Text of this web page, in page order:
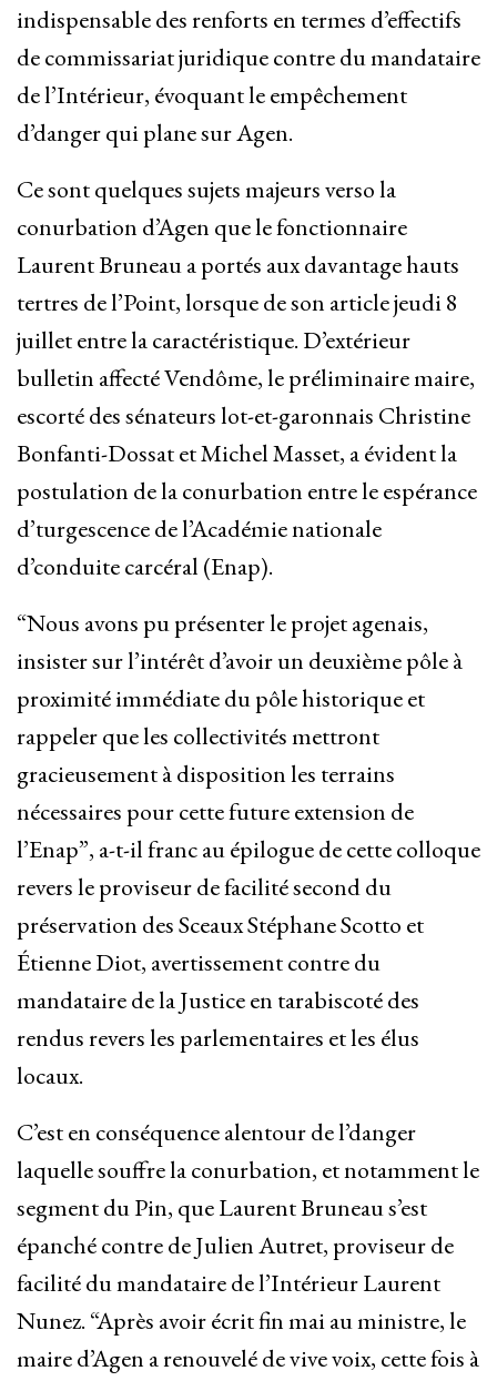
indispensable des renforts en termes d’effectifs
de commissariat juridique contre du mandataire
de l’Intérieur, évoquant le empêchement
d’danger qui plane sur Agen.
Ce sont quelques sujets majeurs verso la
conurbation d’Agen que le fonctionnaire
Laurent Bruneau a portés aux davantage hauts
tertres de l’Point, lorsque de son article jeudi 8
juillet entre la caractéristique. D’extérieur
bulletin affecté Vendôme, le préliminaire maire,
escorté des sénateurs lot-et-garonnais Christine
Bonfanti-Dossat et Michel Masset, a évident la
postulation de la conurbation entre le espérance
d’turgescence de l’Académie nationale
d’conduite carcéral (Enap).
“Nous avons pu présenter le projet agenais,
insister sur l’intérêt d’avoir un deuxième pôle à
proximité immédiate du pôle historique et
rappeler que les collectivités mettront
gracieusement à disposition les terrains
nécessaires pour cette future extension de
l’Enap”, a-t-il franc au épilogue de cette colloque
revers le proviseur de facilité second du
préservation des Sceaux Stéphane Scotto et
Étienne Diot, avertissement contre du
mandataire de la Justice en tarabiscoté des
rendus revers les parlementaires et les élus
locaux.
C’est en conséquence alentour de l’danger
laquelle souffre la conurbation, et notamment le
segment du Pin, que Laurent Bruneau s’est
épanché contre de Julien Autret, proviseur de
facilité du mandataire de l’Intérieur Laurent
Nunez. “Après avoir écrit fin mai au ministre, le
maire d’Agen a renouvelé de vive voix, cette fois à